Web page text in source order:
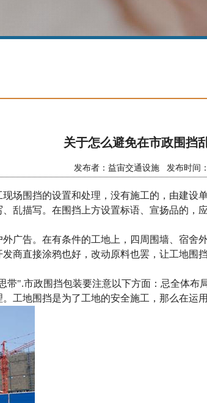
关于怎么避免在市政围挡
发布者：益宙交通设施 发布时间
场围挡的设置和处理，没有施工的，由建设
乱描写。在围挡上方设置标语、宣扬品的
广告。在有条件的工地上，四周围墙、宿
商直接涂鸦也好，改动原料也罢，让工地围
".市政围挡包装要注意以下方面：忌全体布
工地围挡是为了工地的安全施工，那么在运